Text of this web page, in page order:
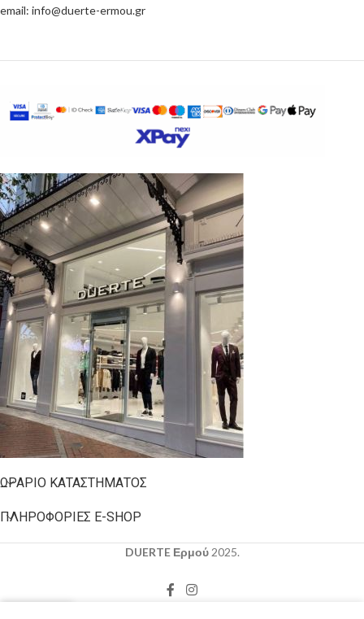
email: info@duerte-ermou.gr
ΩΡΆΡΙΟ ΚΑΤΑΣΤΉΜΑΤΟΣ
ΠΛΗΡΟΦΟΡΊΕΣ E-SHOP
DUERTE Ερμού 2025.